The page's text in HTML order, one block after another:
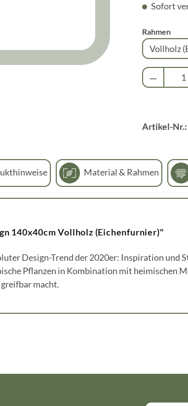
Sofort
Rahmen
Produkt
Artikel-Nr.:
Material & Rahmen
140x40cm Vollholz (Eichenfurnier)"
Design-Trend der 2020er: Inspiration und
Pflanzen in Kombination mit heimischen
macht.